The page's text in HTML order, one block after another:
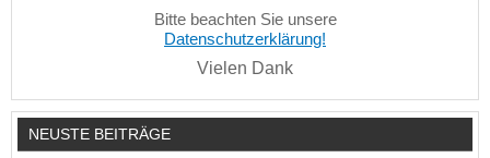
Bitte beachten Sie unsere
Datenschutzerklärung!
Vielen Dank
NEUSTE BEITRÄGE